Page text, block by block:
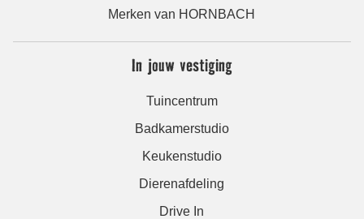
Merken van HORNBACH
In jouw vestiging
Tuincentrum
Badkamerstudio
Keukenstudio
Dierenafdeling
Drive In